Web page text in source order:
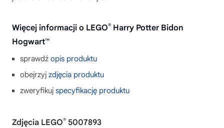
Więcej informacji o LEGO® Harry Potter Bidon
Hogwart™
sprawdź opis produktu
obejrzyj zdjęcia produktu
zweryfikuj specyfikację produktu
Zdjęcia LEGO® 5007893